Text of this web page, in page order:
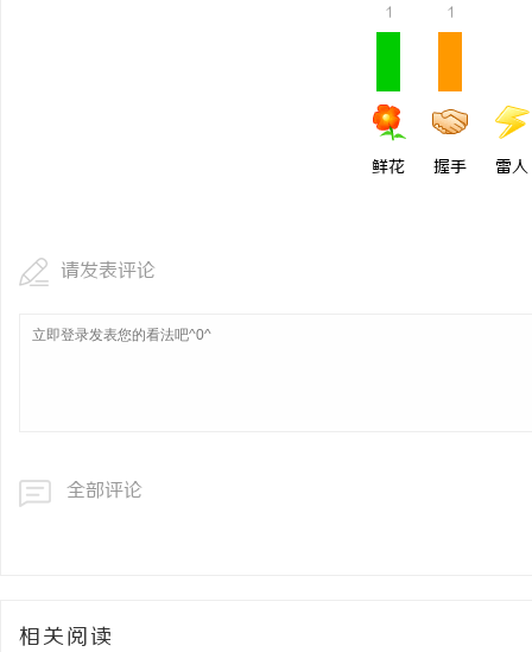
1
鲜花
1
握手 雷人
请发表评论
全部评论
相关阅读